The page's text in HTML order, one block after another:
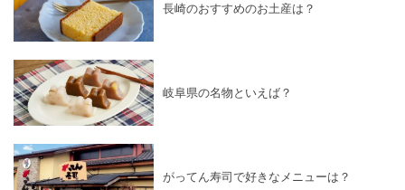
長崎のおすすめのお土産は？
岐阜県の名物といえば？
がってん寿司で好きなメニューは？